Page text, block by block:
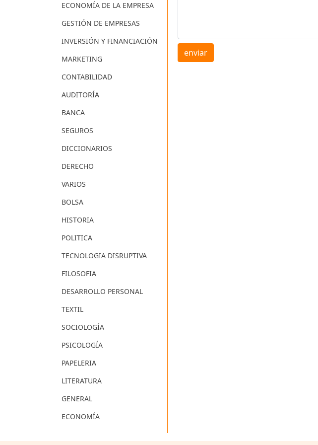
ECONOMÍA DE LA EMPRESA
GESTIÓN DE EMPRESAS
INVERSIÓN Y FINANCIACIÓN
MARKETING
CONTABILIDAD
AUDITORÍA
BANCA
SEGUROS
DICCIONARIOS
DERECHO
VARIOS
BOLSA
HISTORIA
POLITICA
TECNOLOGIA DISRUPTIVA
FILOSOFIA
DESARROLLO PERSONAL
TEXTIL
SOCIOLOGÍA
PSICOLOGÍA
PAPELERIA
LITERATURA
GENERAL
ECONOMÍA
enviar